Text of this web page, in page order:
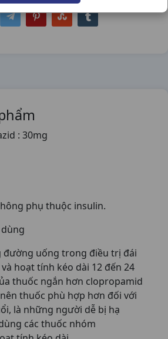
: 30mg
phụ thuộc insulin.
đường uống trong điều trị đái
hoạt tính kéo dài 12 đến 24
thuốc ngắn hơn clopropamid
thuốc phù hợp hơn đối với
là những người dễ bị hạ
các thuốc nhóm